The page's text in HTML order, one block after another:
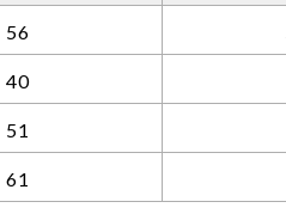
のを防ぐため。
56
40
51
61